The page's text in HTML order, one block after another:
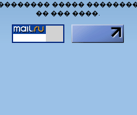
�����
�� ��� ����.